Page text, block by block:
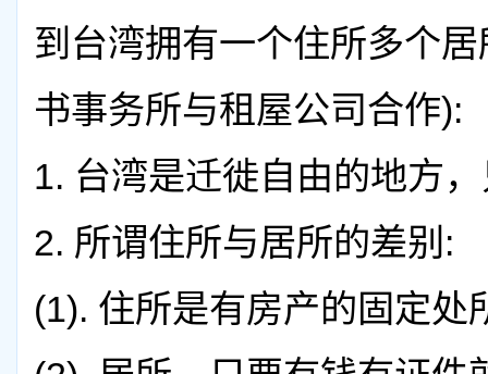
到台湾拥有一个住所多个
书事务所与租屋公司合作):
1. 台湾是迁徙自由的地方
2. 所谓住所与居所的差别:
(1). 住所是有房产的固定处